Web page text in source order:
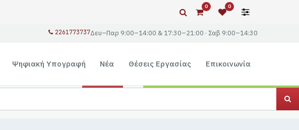
0 0
2261773737Δευ–Παρ 9:00–14:00 & 17:30–21:00 · Σαβ 9:00–14:30
Ψηφιακή Υπογραφή Νέα Θέσεις Εργασίας Επικοινωνία